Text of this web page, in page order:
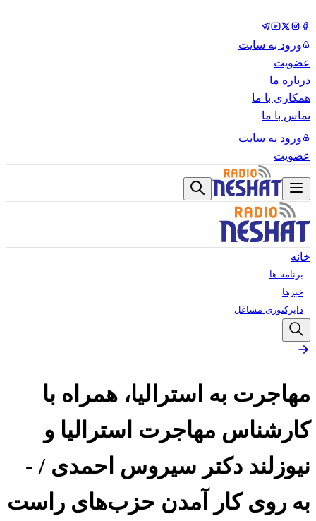
ورود به سایت
عضویت
درباره ما
همکاری با ما
تماس با ما
ورود به سایت
عضویت
خانه
برنامه ها
خبرها
دایرکتوری مشاغل
مهاجرت به استرالیا، همراه با
کارشناس مهاجرت استرالیا و
نیوزلند دکتر سیروس احمدی / -
به روی کار آمدن حزب‌های راست